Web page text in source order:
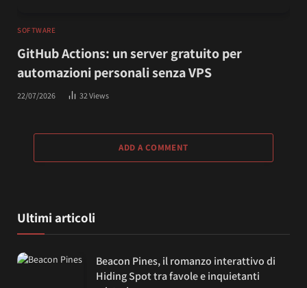
SOFTWARE
GitHub Actions: un server gratuito per
automazioni personali senza VPS
22/07/2026 32Views
ADD A COMMENT
Ultimi articoli
Beacon Pines, il romanzo interattivo di
Hiding Spot tra favole e inquietanti